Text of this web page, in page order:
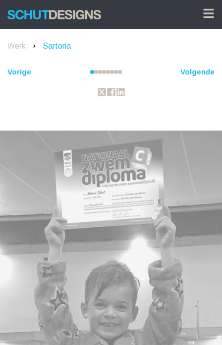
Werk Sartoria
Vorige Volgende